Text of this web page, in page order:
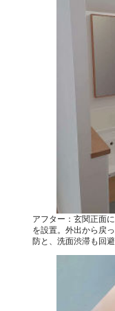
アフター：玄関正面
を設置。外出から戻
防と、洗面渋滞も回